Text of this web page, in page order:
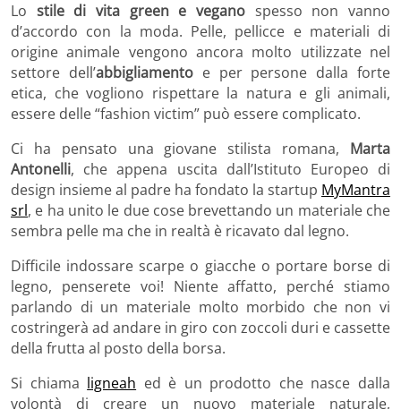
Lo stile di vita green e vegano spesso non vanno
d’accordo con la moda. Pelle, pellicce e materiali di
origine animale vengono ancora molto utilizzate nel
settore dell’abbigliamentoe per persone dalla forte
etica, che vogliono rispettare la natura e gli animali,
essere delle “fashion victim” può essere complicato.
Ci ha pensato una giovane stilista romana, Marta
Antonelli, che appena uscita dall’Istituto Europeo di
design insieme al padre ha fondato la startup MyMantra
srl, e ha unito le due cose brevettando un materiale che
sembra pelle ma che in realtà è ricavato dal legno.
Difficile indossare scarpe o giacche o portare borse di
legno, penserete voi! Niente affatto, perché stiamo
parlando di un materiale molto morbido che non vi
costringerà ad andare in giro con zoccoli duri e cassette
della frutta al posto della borsa.
Si chiama ligneah ed è un prodotto che nasce dalla
volontà di creare un nuovo materiale naturale,